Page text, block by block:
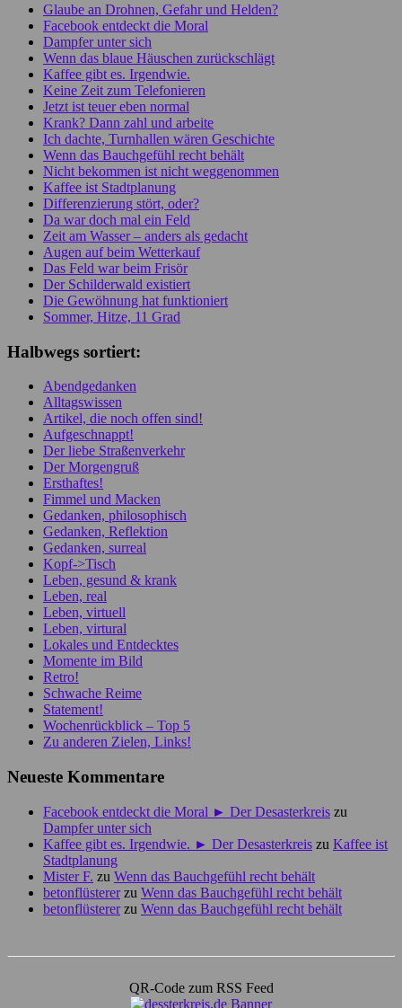
Glaube an Drohnen, Gefahr und Helden?
Facebook entdeckt die Moral
Dampfer unter sich
Wenn das blaue Häuschen zurückschlägt
Kaffee gibt es. Irgendwie.
Keine Zeit zum Telefonieren
Jetzt ist teuer eben normal
Krank? Dann zahl und arbeite
Ich dachte, Turnhallen wären Geschichte
Wenn das Bauchgefühl recht behält
Nicht bekommen ist nicht weggenommen
Kaffee ist Stadtplanung
Differenzierung stört, oder?
Da war doch mal ein Feld
Zeit am Wasser – anders als gedacht
Augen auf beim Wetterkauf
Das Feld war beim Frisör
Der Schilderwald existiert
Die Gewöhnung hat funktioniert
Sommer, Hitze, 11 Grad
Halbwegs sortiert:
Abendgedanken
Alltagswissen
Artikel, die noch offen sind!
Aufgeschnappt!
Der liebe Straßenverkehr
Der Morgengruß
Ersthaftes!
Fimmel und Macken
Gedanken, philosophisch
Gedanken, Reflektion
Gedanken, surreal
Kopf->Tisch
Leben, gesund & krank
Leben, real
Leben, virtuell
Leben, virtural
Lokales und Entdecktes
Momente im Bild
Retro!
Schwache Reime
Statement!
Wochenrückblick – Top 5
Zu anderen Zielen, Links!
Neueste Kommentare
Facebook entdeckt die Moral ► Der Desasterkreis zu
Dampfer unter sich
Kaffee gibt es. Irgendwie. ► Der Desasterkreis zu Kaffee ist
Stadtplanung
Mister F. zu Wenn das Bauchgefühl recht behält
betonflüstererzu Wenn das Bauchgefühl recht behält
betonflüstererzu Wenn das Bauchgefühl recht behält
QR-Code zum RSS Feed